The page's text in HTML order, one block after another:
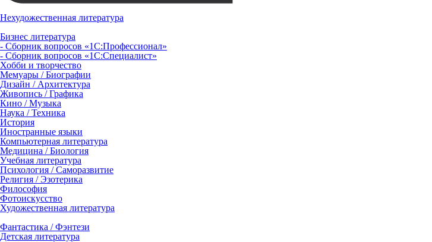
Нехудожественная литература
Бизнес литература
- Сборник вопросов «1С:Профессионал»
- Сборник вопросов «1С:Специалист»
Хобби и творчество
Мемуары / Биографии
Дизайн / Архитектура
Живопись / Графика
Кино / Музыка
Наука / Техника
История
Иностранные языки
Компьютерная литература
Медицина / Биология
Учебная литература
Психология / Саморазвитие
Религия / Эзотерика
Философия
Фотоискусство
Художественная литература
Фантастика / Фэнтези
Детская литература